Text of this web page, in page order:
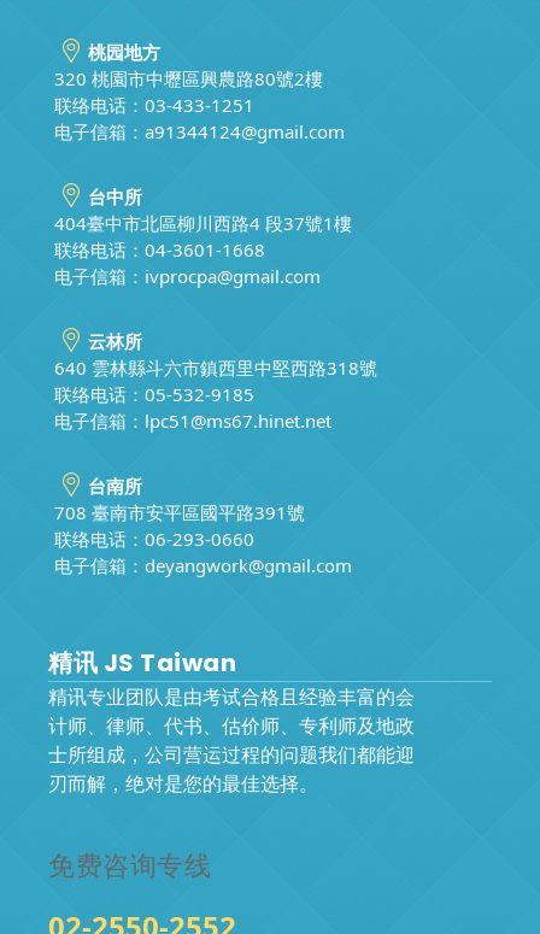
桃园地方
320 桃園市中壢區興農路80號2樓
联络电话：03-433-1251
电子信箱： a91344124@gmail.com
台中所
404臺中市北區柳川西路4 段37號1樓
联络电话：04-3601-1668
电子信箱： ivprocpa@gmail.com
云林所
640 雲林縣斗六市鎮西里中堅西路318號
联络电话：05-532-9185
电子信箱： lpc51@ms67.hinet.net
台南所
708 臺南市安平區國平路391號
联络电话：06-293-0660
电子信箱： deyangwork@gmail.com
精讯 JS Taiwan
精讯专业团队是由考试合格且经验丰富的会
计师、律师、代书、估价师、专利师及地政
士所组成，公司营运过程的问题我们都能迎
刃而解，绝对是您的最佳选择。
免费咨询专线
02-2550-2552